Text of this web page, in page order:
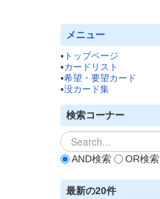
メニュー
• トップページ
•カードリスト
•希望・要望カード
•没カード集
検索コーナー
AND検索 OR検索
最新の20件